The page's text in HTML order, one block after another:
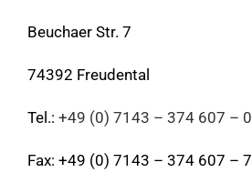
Beuchaer Str. 7
74392 Freudental
Tel.: +49 (0) 7143 – 374 607 – 0
Fax: +49 (0) 7143 – 374 607 – 7